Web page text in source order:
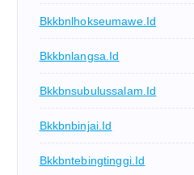
Bkkbnlhokseumawe.id
Bkkbnlangsa.id
Bkkbnsubulussalam.id
Bkkbnbinjai.id
Bkkbntebingtinggi.id